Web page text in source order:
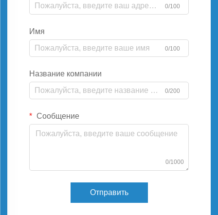
0/100
Имя
0/100
Название компании
0/200
Сообщение
0/1000
Отправить